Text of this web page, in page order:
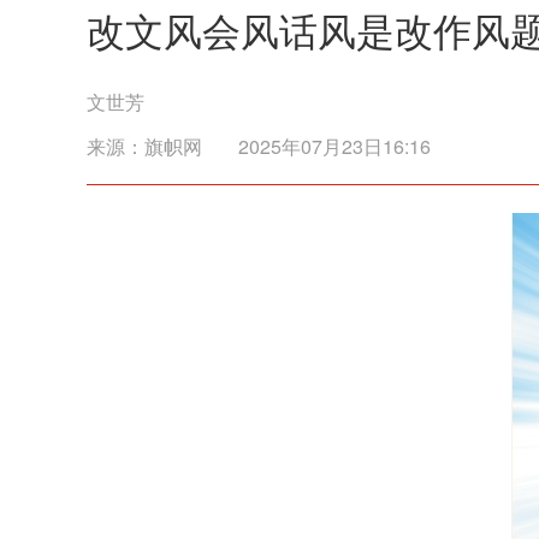
改文风会风话风是改作风
文世芳
来源： 旗帜网 2025年07月23日16:16